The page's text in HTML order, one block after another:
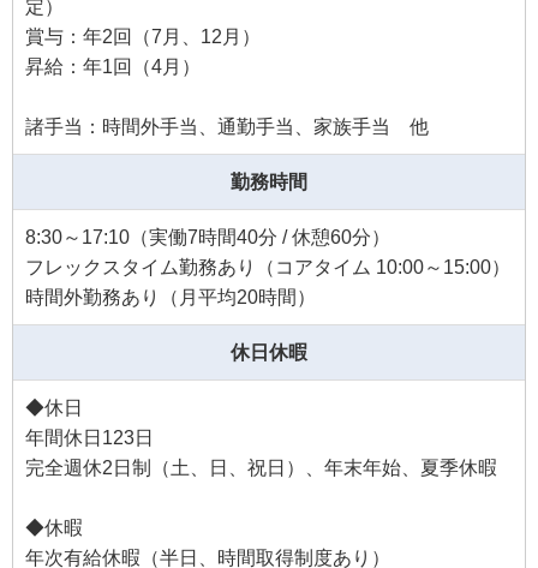
定）
賞与：年2回（7月、12月）
昇給：年1回（4月）
諸手当：時間外手当、通勤手当、家族手当 他
勤務時間
8:30～17:10（実働7時間40分 / 休憩60分）
フレックスタイム勤務あり（コアタイム 10:00～15:00）
時間外勤務あり（月平均20時間）
休日休暇
◆休日
年間休日123日
完全週休2日制（土、日、祝日）、年末年始、夏季休暇
◆休暇
年次有給休暇（半日、時間取得制度あり）